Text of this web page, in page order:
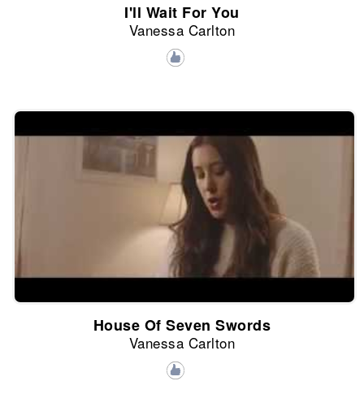
I'll Wait For You
Vanessa Carlton
House Of Seven Swords
Vanessa Carlton